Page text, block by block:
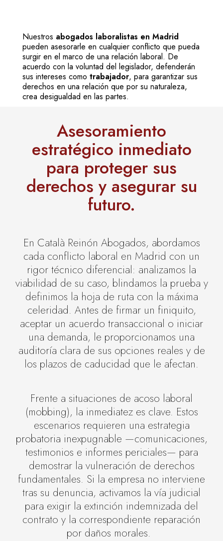
Nuestros abogados laboralistas en Madrid
pueden asesorarle en cualquier conflicto que pueda
surgir en el marco de una relación laboral. De
acuerdo con la voluntad del legislador, defenderán
sus intereses como trabajador, para garantizar sus
derechos en una relación que por su naturaleza,
crea desigualdad en las partes.
Asesoramiento
estratégico inmediato
para proteger sus
derechos y asegurar su
futuro.
En Català Reinón Abogados, abordamos
cada conflicto laboral en Madrid con un
rigor técnico diferencial: analizamos la
viabilidad de su caso, blindamos la prueba y
definimos la hoja de ruta con la máxima
celeridad. Antes de firmar un finiquito,
aceptar un acuerdo transaccional o iniciar
una demanda, le proporcionamos una
auditoría clara de sus opciones reales y de
los plazos de caducidad que le afectan.
Frente a situaciones de acoso laboral
(mobbing), la inmediatez es clave. Estos
escenarios requieren una estrategia
probatoria inexpugnable —comunicaciones,
testimonios e informes periciales— para
demostrar la vulneración de derechos
fundamentales. Si la empresa no interviene
tras su denuncia, activamos la vía judicial
para exigir la extinción indemnizada del
contrato y la correspondiente reparación
por daños morales.